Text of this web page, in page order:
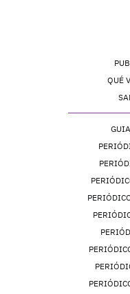
QUÉ